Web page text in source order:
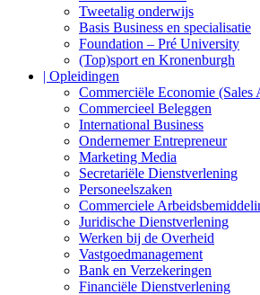
Tweetalig onderwijs
Basis Business en specialisatie
Foundation – Pré University
(Top)sport en Kronenburgh
| Opleidingen
Commerciële Economie (Sales
Commercieel Beleggen
International Business
Ondernemer Entrepreneur
Marketing Media
Secretariële Dienstverlening
Personeelszaken
Commerciele
Juridische Dienstverlening
Werken bij de Overheid
Vastgoedmanagement
Bank en Verzekeringen
Financiële Dienstverlening